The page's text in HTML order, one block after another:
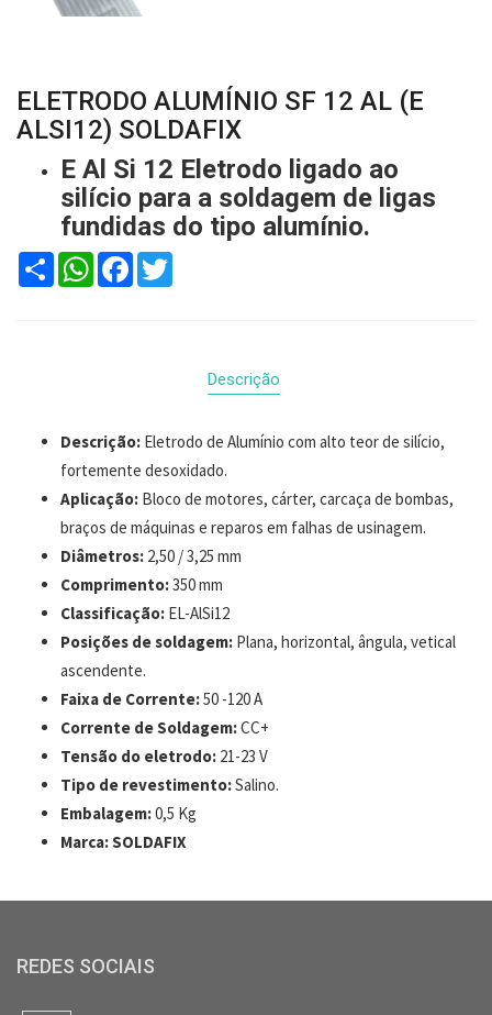
ELETRODO ALUMÍNIO SF 12 AL (E
ALSI12) SOLDAFIX
E Al Si 12 Eletrodo ligado ao
silício para a soldagem de ligas
fundidas do tipo alumínio.
Compartilhar
WhatsAppFacebook
Twitter
Descrição
Descrição: Eletrodo de Alumínio com alto teor de silício,
fortemente desoxidado.
Aplicação: Bloco de motores, cárter, carcaça de bombas,
braços de máquinas e reparos em falhas de usinagem.
Diâmetros: 2,50 / 3,25 mm
Comprimento:350 mm
Classificação: EL-AlSi12
Posições de soldagem: Plana, horizontal, ângula, vetical
ascendente.
Faixa de Corrente:50 -120 A
Corrente de Soldagem:CC+
Tensão do eletrodo: 21-23 V
Tipo de revestimento:Salino.
Embalagem:0,5 Kg
Marca:SOLDAFIX
REDES SOCIAIS